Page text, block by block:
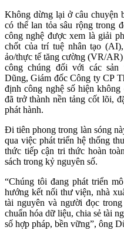
Không dừng lại ở câu chuyện
có thể lan tỏa sâu rộng trong
công nghệ được xem là giải
chốt của trí tuệ nhân tạo
ảo/thực tế tăng cường (VR/
công chúng đối với các sản
Dũng,Giám đốc Công ty CP
định công nghệ số hiện
đã trở thành nền tảng cốt lõi,
phát hành.
Đi tiên phong trong làn sóng
qua việc phát triển hệ thống
thức tiếp cận tri thức hoàn
sách trong kỷ nguyên số.
“Chúng tôi đang phát triển
hướng kết nối thư viện, nhà
tài nguyên và người đọc
chuẩn hóa dữ liệu, chia sẻ tài
số hợp pháp, bền vững”, ông